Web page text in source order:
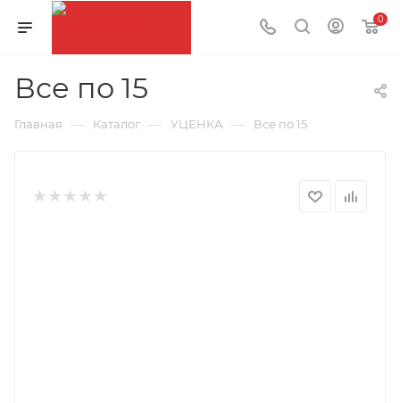
0
Все по 15
Главная — Каталог — УЦЕНКА — Все по 15